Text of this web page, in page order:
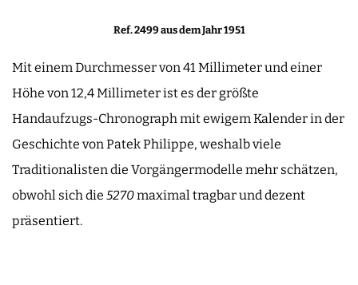
Ref. 2499 aus dem Jahr 1951
Mit einem Durchmesser von 41 Millimeter und einer
Höhe von 12,4 Millimeter ist es der größte
Handaufzugs-Chronograph mit ewigem Kalender in der
Geschichte von Patek Philippe, weshalb viele
Traditionalisten die Vorgängermodelle mehr schätzen,
obwohl sich die 5270maximal tragbar und dezent
präsentiert.